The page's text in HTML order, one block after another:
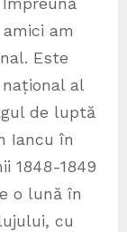
am
Este
al
de luptă
Iancu în
1848-1849
o lună în
cu